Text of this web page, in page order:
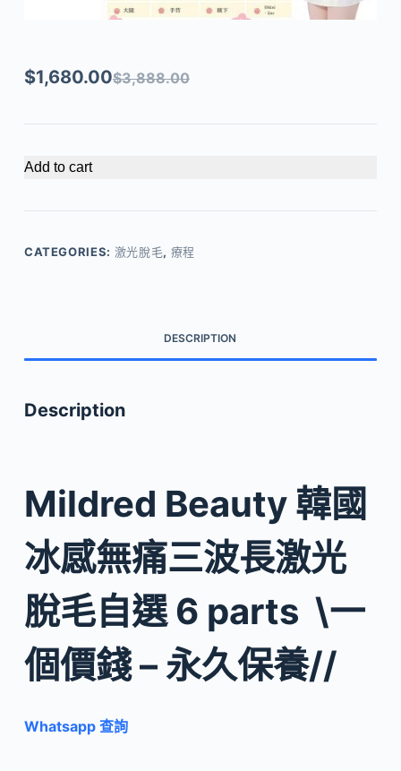
$3,888.00
$1,680.00
Add to cart
CATEGORIES: 激光脫毛, 療程
DESCRIPTION
Description
Mildred Beauty 韓國
冰感無痛三波長激光
脫毛自選 6 parts \一
個價錢 – 永久保養//
Whatsapp 查詢